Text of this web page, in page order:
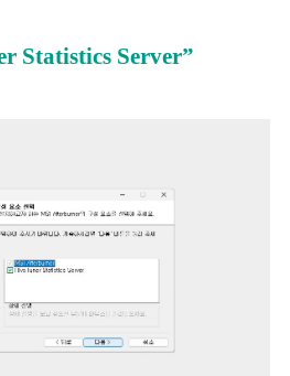
Statistics Server”